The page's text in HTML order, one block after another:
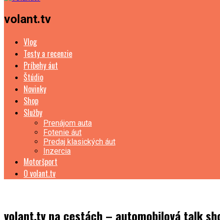
volant.tv
Vlog
Testy a recenzie
Príbehy áut
Štúdio
Novinky
Shop
Služby
Prenájom auta
Fotenie áut
Predaj klasických áut
Inzercia
Motoršport
O volant.tv
volant.tv na cestách – automobilová talk